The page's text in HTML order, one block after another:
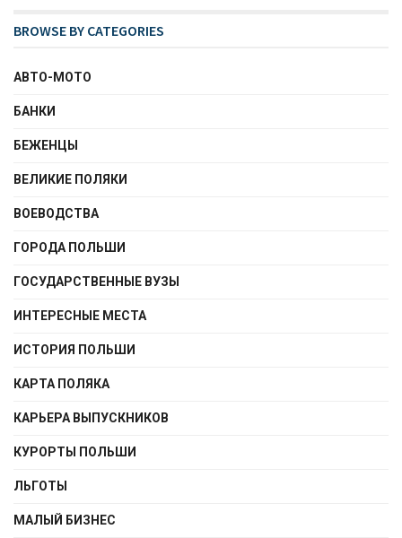
BROWSE BY CATEGORIES
АВТО-МОТО
БАНКИ
БЕЖЕНЦЫ
ВЕЛИКИЕ ПОЛЯКИ
ВОЕВОДСТВА
ГОРОДА ПОЛЬШИ
ГОСУДАРСТВЕННЫЕ ВУЗЫ
ИНТЕРЕСНЫЕ МЕСТА
ИСТОРИЯ ПОЛЬШИ
КАРТА ПОЛЯКА
КАРЬЕРА ВЫПУСКНИКОВ
КУРОРТЫ ПОЛЬШИ
ЛЬГОТЫ
МАЛЫЙ БИЗНЕС